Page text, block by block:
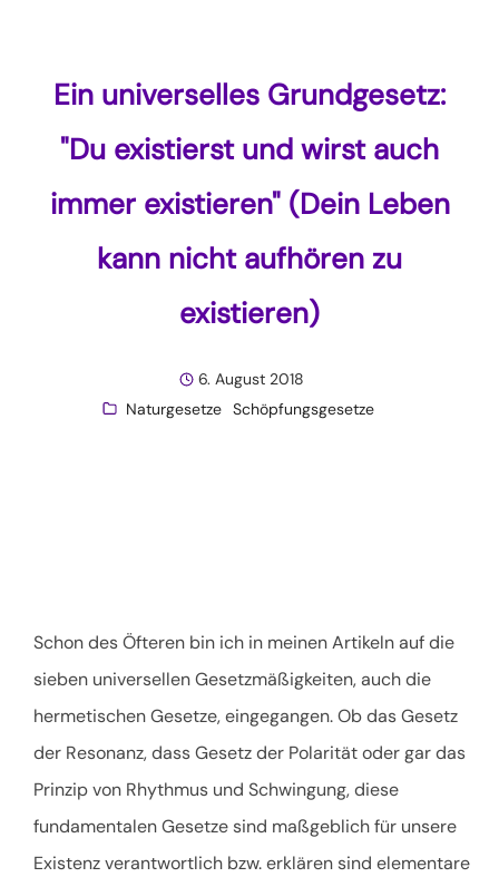
Ein universelles Grundgesetz:
"Du existierst und wirst auch
immer existieren" (Dein Leben
kann nicht aufhören zu
existieren)
6. August 2018
Naturgesetze Schöpfungsgesetze
Schon des Öfteren bin ich in meinen Artikeln auf die
sieben universellen Gesetzmäßigkeiten, auch die
hermetischen Gesetze, eingegangen. Ob das Gesetz
der Resonanz, dass Gesetz der Polarität oder gar das
Prinzip von Rhythmus und Schwingung, diese
fundamentalen Gesetze sind maßgeblich für unsere
Existenz verantwortlich bzw. erklären sind elementare